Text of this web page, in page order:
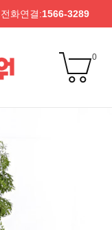
전화연결:1566-3289
0